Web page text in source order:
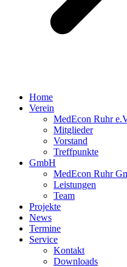
Home
Verein
MedEcon Ruhr
Mitglieder
Vorstand
Treffpunkte
GmbH
MedEcon Ruhr
Leistungen
Team
Projekte
News
Termine
Service
Kontakt
Downloads